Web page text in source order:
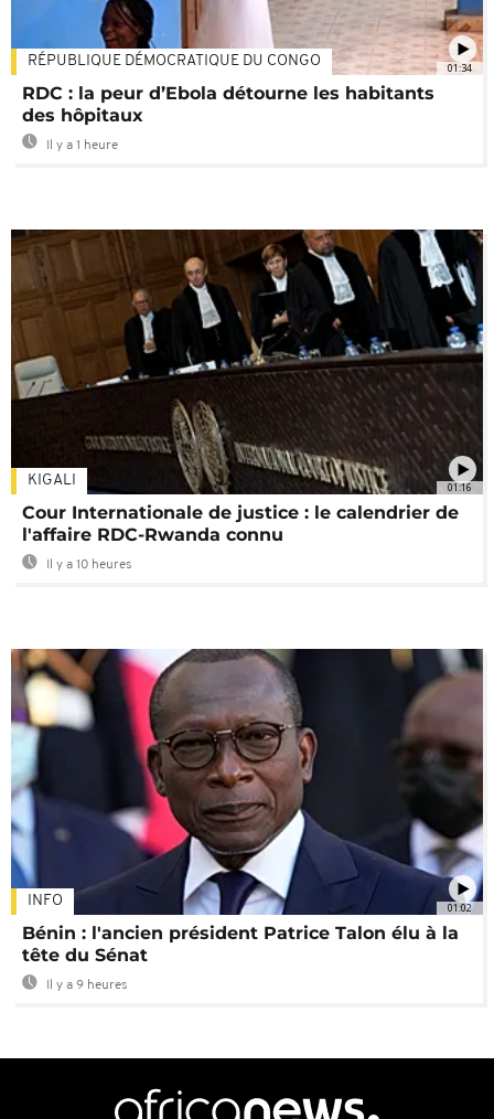
01:34
RÉPUBLIQUE DÉMOCRATIQUE DU CONGO
RDC : la peur d’Ebola détourne les habitants
des hôpitaux
Il y a 1 heure
01:16
KIGALI
Cour Internationale de justice : le calendrier de
l'affaire RDC-Rwanda connu
Il y a 10 heures
01:02
INFO
Bénin : l'ancien président Patrice Talon élu à la
tête du Sénat
Il y a 9 heures